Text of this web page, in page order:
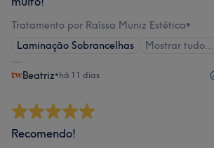
Tratamento por Raíssa Muniz Estética•
Laminação Sobrancelhas
Mostrar tudo…
Beatriz•há 11 dias
Recomendo!